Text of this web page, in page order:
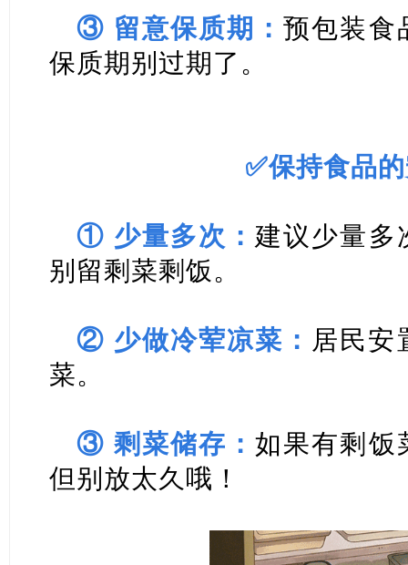
③ 留意保质期：预包装食
保质期别过期了。
✅保持食品
① 少量多次： 建议少量多
别留剩菜剩饭。
② 少做冷荤凉菜： 居民安
菜。
③ 剩菜储存：如果有剩饭
但别放太久哦！